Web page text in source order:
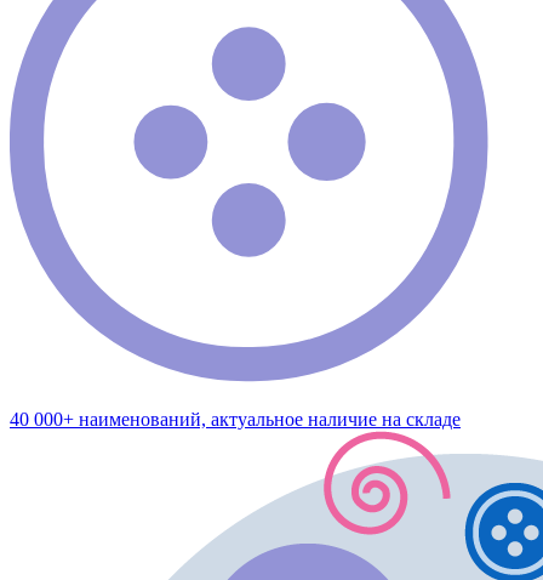
40 000+ наименований, актуальное наличие на складе